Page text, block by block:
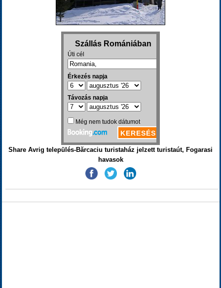
Share Avrig település-Bărcaciu turistaház jelzett turistaút, Fogarasi
havasok